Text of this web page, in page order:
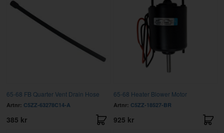
65-68 FB Quarter Vent Drain Hose
Artnr: C5ZZ-63278C14-A
385 kr
65-68 Heater Blower Motor
Artnr: C5ZZ-18527-BR
925 kr